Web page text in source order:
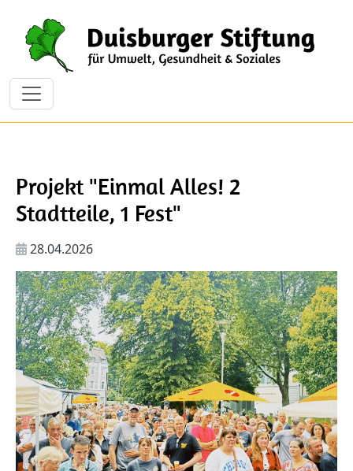
Direkt zum Inhalt
Projekt "Einmal Alles! 2
Stadtteile, 1 Fest"
28.04.2026